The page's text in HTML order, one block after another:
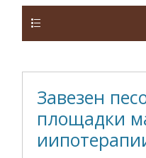
Завезен
площадки